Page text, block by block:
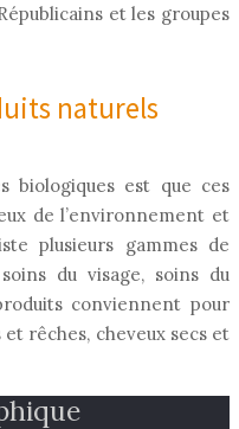
et les groupes
naturels
biologiques est que ces
de l’environnement et
plusieurs gammes de
du visage, soins du
conviennent pour
et rêches, cheveux secs et